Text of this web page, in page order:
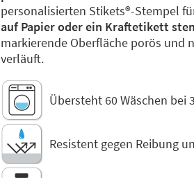
personalisierten Stikets®️-Stempel
auf Papier oder ein Kraftetikett
markierende Oberfläche porös und
verläuft.
Übersteht 60 Wäschen bei
Resistent gegen Reibung